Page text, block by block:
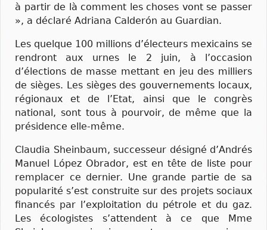
à partir de là comment les choses vont se passer
», a déclaré Adriana Calderón au Guardian.
Les quelque 100 millions d’électeurs mexicains se
rendront aux urnes le 2 juin, à l’occasion
d’élections de masse mettant en jeu des milliers
de sièges. Les sièges des gouvernements locaux,
régionaux et de l’Etat, ainsi que le congrès
national, sont tous à pourvoir, de même que la
présidence elle-même.
Claudia Sheinbaum, successeur désigné d’Andrés
Manuel López Obrador, est en tête de liste pour
remplacer ce dernier. Une grande partie de sa
popularité s’est construite sur des projets sociaux
financés par l’exploitation du pétrole et du gaz.
Les écologistes s’attendent à ce que Mme